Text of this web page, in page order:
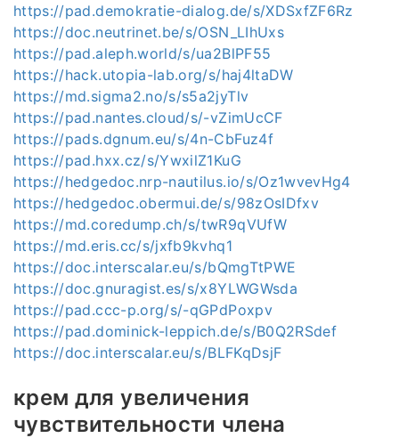
https://pad.demokratie-dialog.de/s/XDSxfZF6Rz
https://doc.neutrinet.be/s/OSN_LIhUxs
https://pad.aleph.world/s/ua2BlPF55
https://hack.utopia-lab.org/s/haj4ltaDW
https://md.sigma2.no/s/s5a2jyTlv
https://pad.nantes.cloud/s/-vZimUcCF
https://pads.dgnum.eu/s/4n-CbFuz4f
https://pad.hxx.cz/s/YwxilZ1KuG
https://hedgedoc.nrp-nautilus.io/s/Oz1wvevHg4
https://hedgedoc.obermui.de/s/98zOsIDfxv
https://md.coredump.ch/s/twR9qVUfW
https://md.eris.cc/s/jxfb9kvhq1
https://doc.interscalar.eu/s/bQmgTtPWE
https://doc.gnuragist.es/s/x8YLWGWsda
https://pad.ccc-p.org/s/-qGPdPoxpv
https://pad.dominick-leppich.de/s/B0Q2RSdef
https://doc.interscalar.eu/s/BLFKqDsjF
крем для увеличения
чувствительности члена